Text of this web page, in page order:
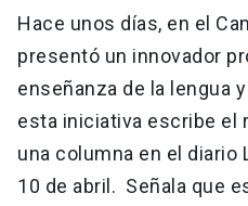
Personal
Alumni
Padres y familia
Vecinos
Correo UC launch
Medios Biblioteca launch
Hace unos días, en el
presentó un innovador
enseñanza de la lengua
esta iniciativa escribe el
una columna en el diario
10 de abril. Señala que